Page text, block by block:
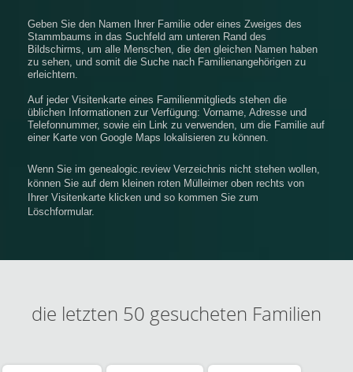
Geben Sie den Namen Ihrer Familie oder eines Zweiges des
Stammbaums in das Suchfeld am unteren Rand des
Bildschirms, um alle Menschen, die den gleichen Namen haben
zu sehen, und somit die Suche nach Familienangehörigen zu
erleichtern.
Auf jeder Visitenkarte eines Familienmitglieds stehen die
üblichen Informationen zur Verfügung: Vorname, Adresse und
Telefonnummer, sowie ein Link zu verwenden, um die Familie auf
einer Karte von Google Maps lokalisieren zu können.
Wenn Sie im genealogic.review Verzeichnis nicht stehen wollen,
können Sie auf dem kleinen roten Mülleimer oben rechts von
Ihrer Visitenkarte klicken und so kommen Sie zum
Löschformular.
die letzten 50 gesucheten Familien